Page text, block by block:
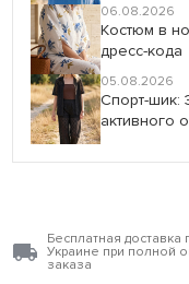
06.08.2026
Костюм в
дресс-кода
05.08.2026
Спорт-шик:
активного
Бесплатная доставка
Украине при полной
заказа